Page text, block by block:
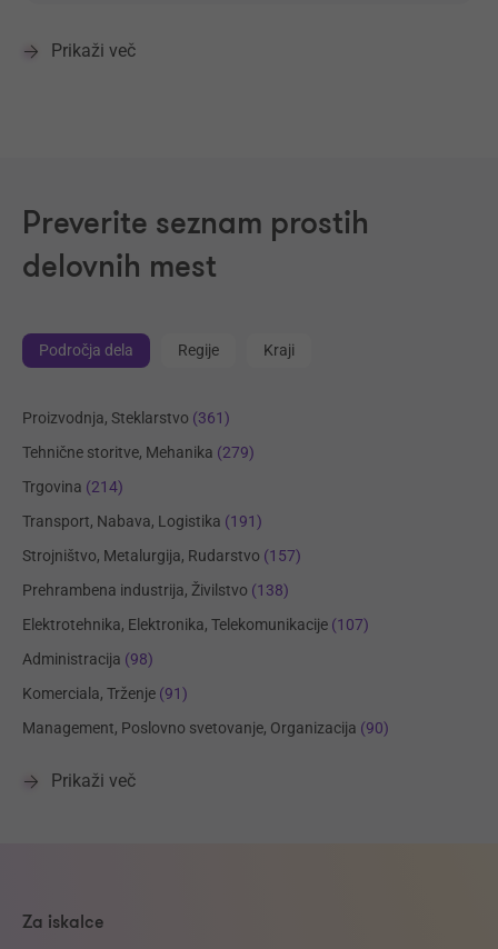
Prikaži več
Preverite seznam prostih
delovnih mest
Področja dela Regije Kraji
Proizvodnja, Steklarstvo (361)
Tehnične storitve, Mehanika (279)
Trgovina (214)
Transport, Nabava, Logistika (191)
Strojništvo, Metalurgija, Rudarstvo (157)
Prehrambena industrija, Živilstvo (138)
Elektrotehnika, Elektronika, Telekomunikacije (107)
Administracija (98)
Komerciala, Trženje (91)
Management, Poslovno svetovanje, Organizacija (90)
Prikaži več
Za iskalce